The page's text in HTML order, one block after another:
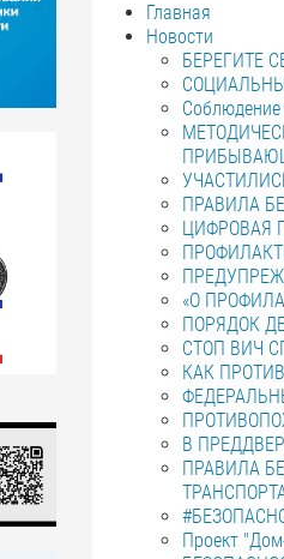
Главная
Новости
БЕРЕГИТЕ
ПРАВИЛА
ЦИФРОВАЯ
«О
ПОРЯДОК
СТОП ВИЧ
КАК
В
ПРАВИЛА
Проект